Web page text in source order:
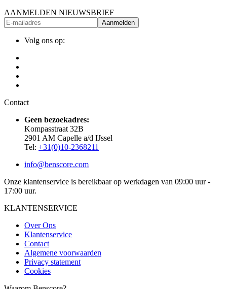
AANMELDEN NIEUWSBRIEF
Aanmelden
Volg ons op:
Contact
Geen bezoekadres:
Kompasstraat 32B
2901 AM Capelle a/d IJssel
Tel: +31(0)10-2368211
info@benscore.com
Onze klantenservice is bereikbaar op werkdagen van 09:00 uur -
17:00 uur.
KLANTENSERVICE
Over Ons
Klantenservice
Contact
Algemene voorwaarden
Privacy statement
Cookies